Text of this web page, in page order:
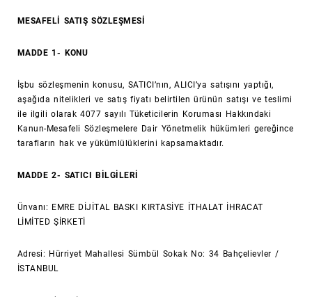
MESAFELİ SATIŞ SÖZLEŞMESİ
MADDE 1- KONU
İşbu sözleşmenin konusu, SATICI’nın, ALICI’ya satışını yaptığı,
aşağıda nitelikleri ve satış fiyatı belirtilen ürünün satışı ve teslimi
ile ilgili olarak 4077 sayılı Tüketicilerin Koruması Hakkındaki
Kanun-Mesafeli Sözleşmelere Dair Yönetmelik hükümleri gereğince
tarafların hak ve yükümlülüklerini kapsamaktadır.
MADDE 2- SATICI BİLGİLERİ
Ünvanı: EMRE DİJİTAL BASKI KIRTASİYE İTHALAT İHRACAT
LİMİTED ŞİRKETİ
Adresi: Hürriyet Mahallesi Sümbül Sokak No: 34 Bahçelievler /
İSTANBUL